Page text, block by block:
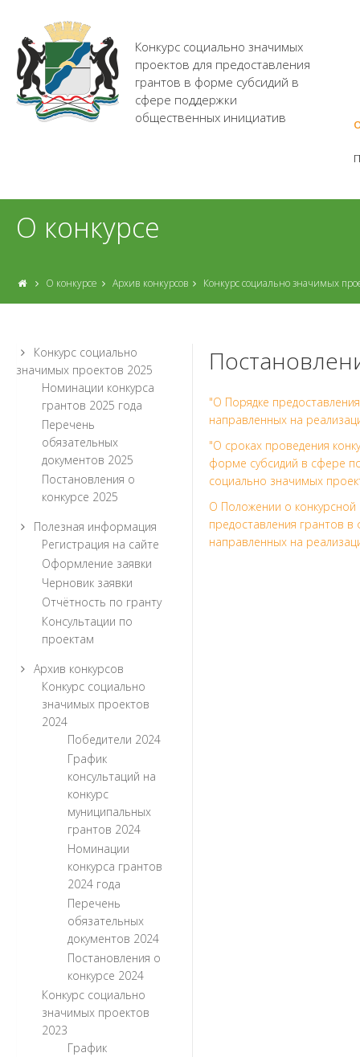
Конкурс социально значимых
проектов для предоставления
грантов в форме субсидий в
сфере поддержки
общественных инициатив
О конкурсе
О конкурсе Архив конкурсов Конкурс социально значимых
Конкурс социально
значимых проектов 2025
Номинации конкурса
грантов 2025 года
Перечень
обязательных
документов 2025
Постановления о
конкурсе 2025
Полезная информация
Регистрация на сайте
Оформление заявки
Черновик заявки
Отчётность по гранту
Консультации по
проектам
Архив конкурсов
Конкурс социально
значимых проектов
2024
Победители 2024
График
консультаций на
конкурс
муниципальных
грантов 2024
Номинации
конкурса грантов
2024 года
Перечень
обязательных
документов 2024
Постановления о
конкурсе 2024
Конкурс социально
значимых проектов
2023
График
"О Порядке
направленных на
"О сроках проведения
форме субсидий в сфере
социально значимых
О Положении о
предоставления грантов
направленных на